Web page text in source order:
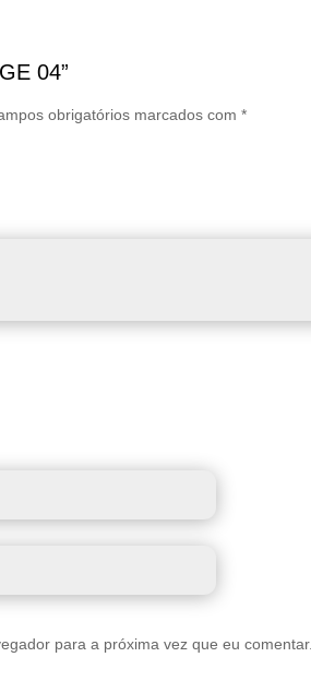
04”
obrigatórios marcados com*
para a próxima vez que eu comentar.